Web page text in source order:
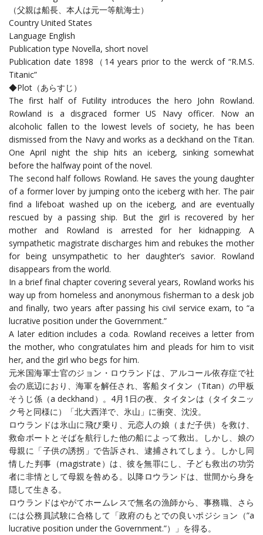
（父親は船長、本人は元一等航海士）
Country United States
Language English
Publication type Novella, short novel
Publication date 1898（14 years prior to the werck of “R.M.S.
Titanic”
◆Plot（あらすじ）
The first half of Futility introduces the hero John Rowland.
Rowland is a disgraced former US Navy officer. Now an
alcoholic fallen to the lowest levels of society, he has been
dismissed from the Navy and works as a deckhand on the Titan.
One April night the ship hits an iceberg, sinking somewhat
before the halfway point of the novel.
The second half follows Rowland. He saves the young daughter
of a former lover by jumping onto the iceberg with her. The pair
find a lifeboat washed up on the iceberg, and are eventually
rescued by a passing ship. But the girl is recovered by her
mother and Rowland is arrested for her kidnapping. A
sympathetic magistrate discharges him and rebukes the mother
for being unsympathetic to her daughter’s savior. Rowland
disappears from the world.
In a brief final chapter covering several years, Rowland works his
way up from homeless and anonymous fisherman to a desk job
and finally, two years after passing his civil service exam, to “a
lucrative position under the Government.”
A later edition includes a coda. Rowland receives a letter from
the mother, who congratulates him and pleads for him to visit
her, and the girl who begs for him.
元米国海軍士官のジョン・ロウランドは、アルコール依存症で社
会の底辺におり、海軍を解任され、客船タイタン（Titan）の甲板
そうじ係（a deckhand）。4月1日の夜、タイタンは（タイタニッ
ク号と同様に）「北大西洋で、氷山」に衝突、沈没。
ロウランドは氷山に飛び乗り、元恋人の娘（まだ子供）を救け、
救命ボートとそばを航行した他の船によって救出。しかし、娘の
母親に「子供の誘拐」で告訴され、逮捕されてしまう。しかし同
情した判事（magistrate）は、彼を無罪にし、子ども救出の功労
者に非情として母親を咎める。以降ロウランドは、世間から身を
隠して生きる。
ロウランドはやがてホームレスで無名の漁師から、事務職、さら
には公務員試験に合格して「政府のもとでの良いポジション（”a
lucrative position under the Government.”）」を得る。